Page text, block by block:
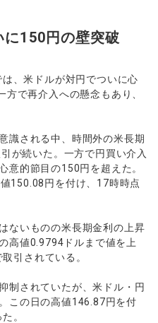
に150円の壁突破
、米ドルが対円でついに心
で再介入への懸念もあり、
識される中、時間外の米長期
が続いた。一方で円買い介入
意的節目の150円を超えた。
150.08円を付け、17時時点
ないものの米長期金利の上昇
高値0.9794ドルまで値を上
引されている。
制されていたが、米ドル・円
この日の高値146.87円を付
。